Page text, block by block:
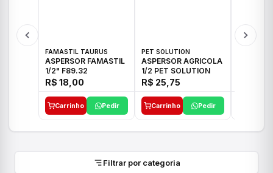
FAMASTIL TAURUS
ASPERSOR FAMASTIL
1/2" F89.32
R$ 18,00
Carrinho Pedir
PET SOLUTION
ASPERSOR AGRICOLA
1/2 PET SOLUTION
R$ 25,75
Carrinho Pedir
Filtrar por categoria